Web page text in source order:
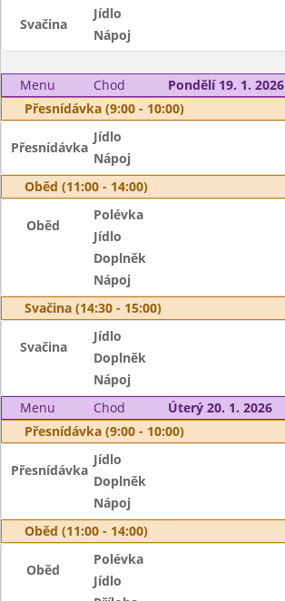
Svačina
Jídlo
Nápoj
Menu Chod
Pondělí 19. 1. 2026
Přesnídávka (9:00 - 10:00)
Přesnídávka
Jídlo
Nápoj
Oběd (11:00 - 14:00)
Oběd
Polévka
Jídlo
Doplněk
Nápoj
Svačina (14:30 - 15:00)
Svačina
Jídlo
Doplněk
Nápoj
Menu
Chod
Úterý 20. 1. 2026
Přesnídávka (9:00 - 10:00)
Přesnídávka
Jídlo
Doplněk
Nápoj
Oběd (11:00 - 14:00)
Oběd
Polévka
Jídlo